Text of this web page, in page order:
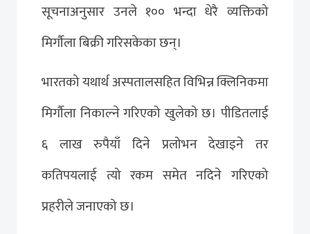
सूचनाअनुसार उनले १०० भन्दा धेरै व्यक्तिको
मिर्गौला बिक्री गरिसकेका छन्।
भारतको यथार्थ अस्पतालसहित विभिन्न क्लिनिकमा
मिर्गौला निकाल्ने गरिएको खुलेको छ। पीडितलाई
६ लाख रुपैयाँ दिने प्रलोभन देखाइने तर
कतिपयलाई त्यो रकम समेत नदिने गरिएको
प्रहरीले जनाएको छ।